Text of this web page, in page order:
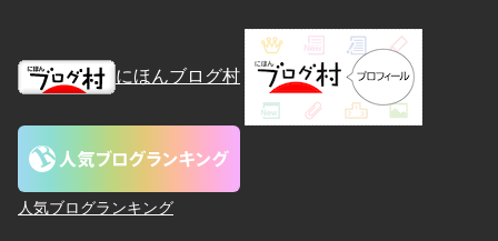
にほんブログ村
人気ブログランキング